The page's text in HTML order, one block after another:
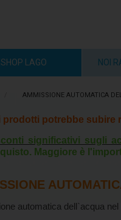
LAGO NOI
AMMISSIONE AUTOMATICA
potrebbe
significativi sugli
Maggiore è
automatica dell`acqua nel